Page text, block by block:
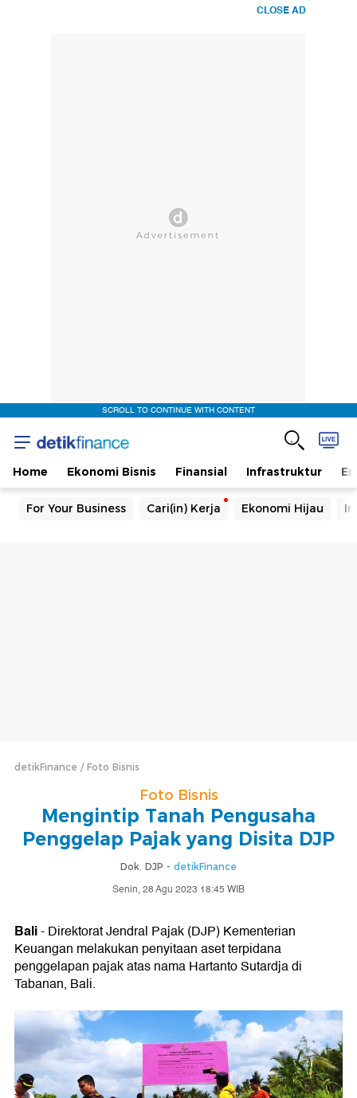
CLOSE AD
SCROLL TO CONTINUE WITH CONTENT
Home Ekonomi Bisnis Finansial Infrastruktur
For Your Business Cari(in) Kerja Ekonomi Hijau
detikFinance Foto Bisnis
Foto Bisnis
Mengintip Tanah Pengusaha
Penggelap Pajak yang Disita DJP
Dok. DJP - detikFinance
Senin, 28 Agu 2023 18:45 WIB
Bali- Direktorat Jendral Pajak (DJP) Kementerian
Keuangan melakukan penyitaan aset terpidana
penggelapan pajak atas nama Hartanto Sutardja di
Tabanan, Bali.